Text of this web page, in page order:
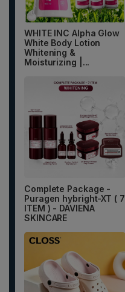
WHITE INC Alpha Glow
White Body Lotion
Whitening &
Moisturizing |...
Complete Package -
Puragen hybright-XT ( 7
ITEM ) - DAVIENA
SKINCARE